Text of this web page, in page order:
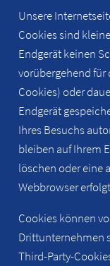
Unsere
Cookies sind
Endgerät keinen
vorübergehend für
Cookies) oder
Endgerät
Ihres Besuchs
bleiben auf Ihrem
löschen oder eine
Webbrowser
Cookies können
Drittunternehmen
Third-Party-